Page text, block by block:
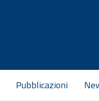
Pubblicazioni